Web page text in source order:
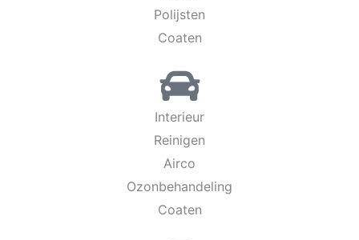
Polijsten
Coaten
Interieur
Reinigen
Airco
Ozonbehandeling
Coaten